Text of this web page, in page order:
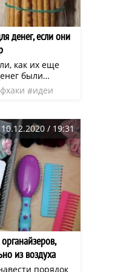
денег, если они
как их еще
были
Перри.
ценных
к
идеи
10.12.2020 / 19:31
из воздуха
порядок